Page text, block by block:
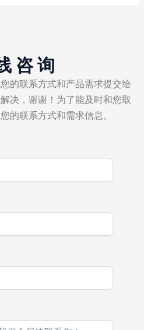
咨 询
的联系方式和产品需求提交给
决，谢谢！为了能及时和您取
的联系方式和需求信息。